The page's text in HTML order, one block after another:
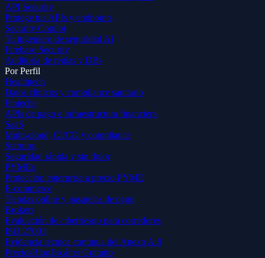
API Security
Protege tus APIs y endpoints
Security Copilot
Tu ingeniero de seguridad AI
Firebase Security
Auditoría de reglas y DBs
Por Perfil
Healthtech
Datos clínicos y compliance sanitario
Fintechs
APIs de pago e infraestructura financiera
SaaS
Multi-cloud, CI/CD y compliance
Startups
Seguridad rápida y sin dolor
PYMEs
Protección enterprise a precio PYME
E-commerce
Tiendas online y pasarelas de pago
Brokers
Evaluación de ciberriesgo para corredores
ISO 27001
Evidencia técnica continua del Anexo A.8
PreciosBlogEscáner Gratuito